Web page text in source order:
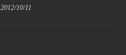
2012/10/11